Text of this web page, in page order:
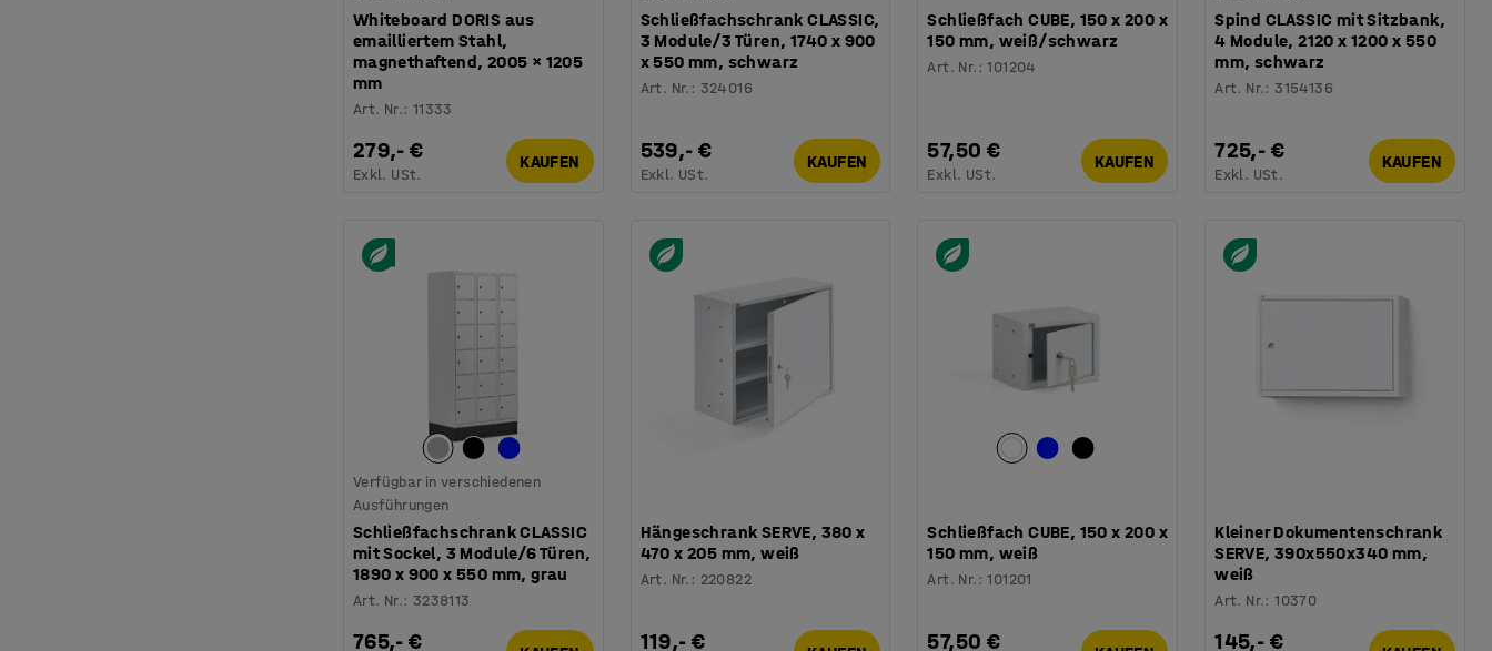
Whiteboard DORIS aus
emailliertem Stahl,
magnethaftend, 2005 × 1205
mm
Art. Nr.: 11333
279,- €
Exkl. USt.
KAUFEN
Schließfachschrank CLASSIC,
3 Module/3 Türen, 1740 x 900
x 550 mm, schwarz
Art. Nr. : 324016
539,- €
Exkl. USt.
KAUFEN
Schließfach CUBE, 150 x 200 x
150 mm, weiß/schwarz
Art. Nr. :101204
57,50 €
Exkl. USt.
KAUFEN
Spind CLASSIC mit Sitzbank,
4 Module, 2120 x 1200 x 550
mm, schwarz
Art. Nr.:3154136
725,- €
Exkl. USt.
KAUFEN
Verfügbar in verschiedenen
Ausführungen
Schließfachschrank CLASSIC
mit Sockel, 3 Module/6 Türen,
1890 x 900 x 550 mm, grau
Art. Nr.: 3238113
765,- €
Hängeschrank SERVE, 380 x
470 x 205 mm, weiß
Art. Nr. : 220822
119,- €
Schließfach CUBE, 150 x 200 x
150 mm, weiß
Art. Nr. :101201
57,50 €
Kleiner Dokumentenschrank
SERVE, 390x550x340 mm,
weiß
Art. Nr.:10370
145,- €